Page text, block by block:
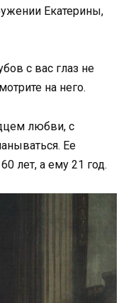
Екатерины,
с вас глаз не
на него.
любви, с
Ее
лет, а ему 21 год.